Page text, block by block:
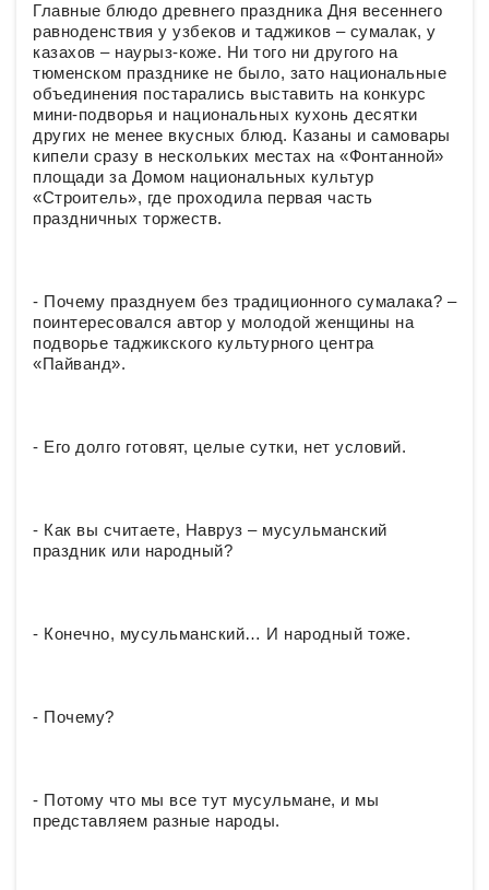
Главные блюдо древнего праздника Дня весеннего
равноденствия у узбеков и таджиков – сумалак, у
казахов – наурыз-коже. Ни того ни другого на
тюменском празднике не было, зато национальные
объединения постарались выставить на конкурс
мини-подворья и национальных кухонь десятки
других не менее вкусных блюд. Казаны и самовары
кипели сразу в нескольких местах на «Фонтанной»
площади за Домом национальных культур
«Строитель», где проходила первая часть
праздничных торжеств.
- Почему празднуем без традиционного сумалака? –
поинтересовался автор у молодой женщины на
подворье таджикского культурного центра
«Пайванд».
- Его долго готовят, целые сутки, нет условий.
- Как вы считаете, Навруз – мусульманский
праздник или народный?
- Конечно, мусульманский… И народный тоже.
- Почему?
- Потому что мы все тут мусульмане, и мы
представляем разные народы.